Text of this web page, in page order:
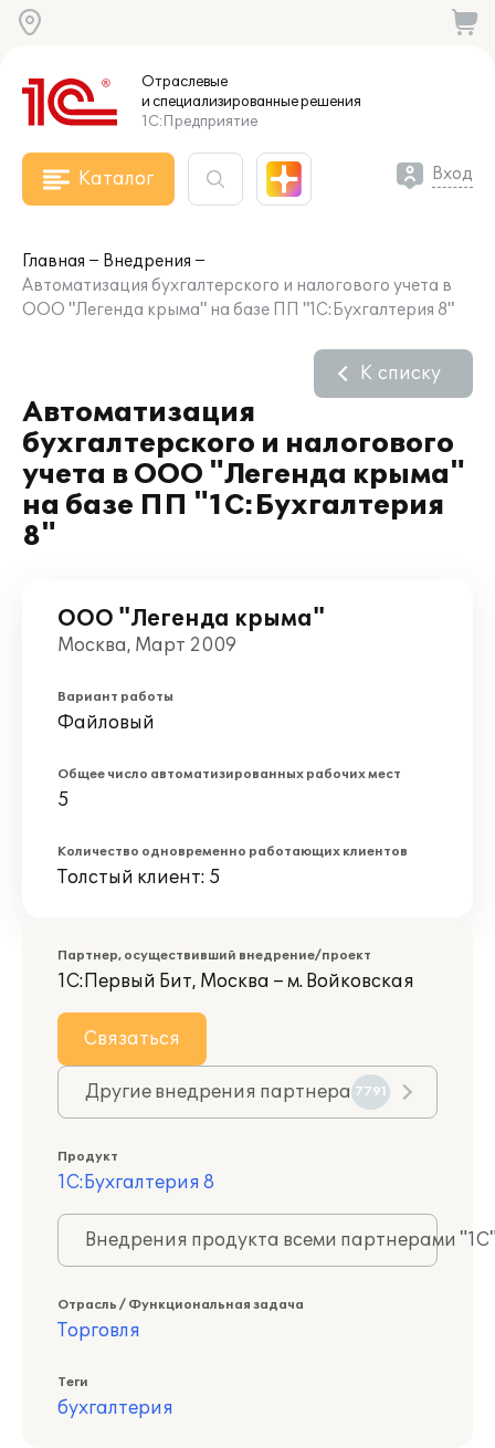
Отраслевые
и специализированныерешения
1С:Предприятие
Каталог Вход
Главная
Внедрения
Автоматизация бухгалтерского и налогового учета в
ООО "Легенда крыма" на базе ПП "1С:Бухгалтерия 8"
Автоматизация
бухгалтерского и налогового
учета в ООО "Легенда крыма"
на базе ПП "1С:Бухгалтерия
8"
К списку
ООО "Легенда крыма"
Москва, Март 2009
Вариант работы
Файловый
Общее число автоматизированных рабочих мест
5
Количество одновременно работающих клиентов
Толстый клиент: 5
Партнер, осуществивший внедрение/проект
1С:Первый Бит, Москва – м. Войковская
Связаться
Другие внедрения партнера 7791
Продукт
1С:Бухгалтерия 8
Внедрения продукта всеми партнерами
Отрасль / Функциональная задача
Торговля
Теги
бухгалтерия